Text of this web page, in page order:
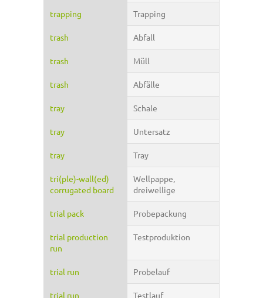
trapping Trapping
trash Abfall
trash Müll
trash Abfälle
tray Schale
tray Untersatz
tray Tray
tri(ple)-wall(ed)
corrugated board
Wellpappe,
dreiwellige
trial pack Probepackung
trial production
run
Testproduktion
trial run Probelauf
trial run Testlauf